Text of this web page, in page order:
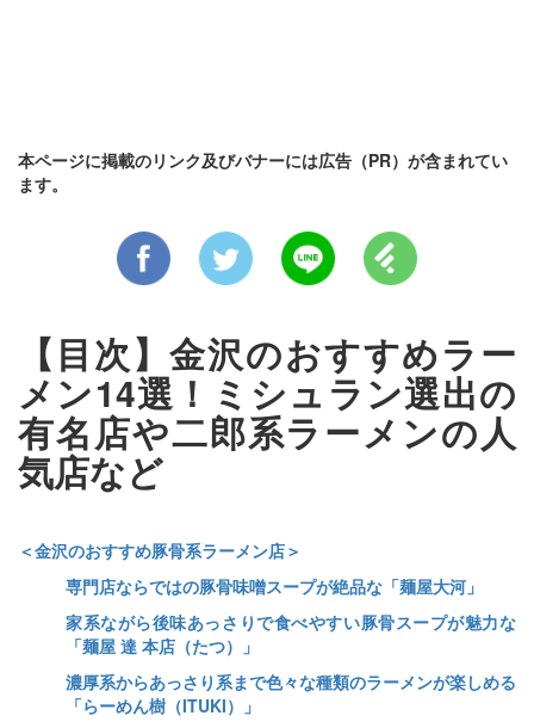
本ページに掲載のリンク及びバナーには広告（PR）が含まれてい
ます。
【目次】金沢のおすすめラー
メン14選！ミシュラン選出の
有名店や二郎系ラーメンの人
気店など
＜金沢のおすすめ豚骨系ラーメン店＞
専門店ならではの豚骨味噌スープが絶品な「麺屋大河」
家系ながら後味あっさりで食べやすい豚骨スープが魅力な
「麺屋 達 本店（たつ）」
濃厚系からあっさり系まで色々な種類のラーメンが楽しめる
「らーめん樹（ITUKI）」